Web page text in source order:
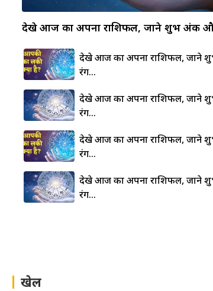
देखे आज का अपना राशिफल, जाने शुभ अंक
देखे आज का अपना राशिफल, जाने
रंग…
देखे आज का अपना राशिफल, जाने
रंग…
देखे आज का अपना राशिफल, जाने
रंग…
देखे आज का अपना राशिफल, जाने
रंग…
खेल